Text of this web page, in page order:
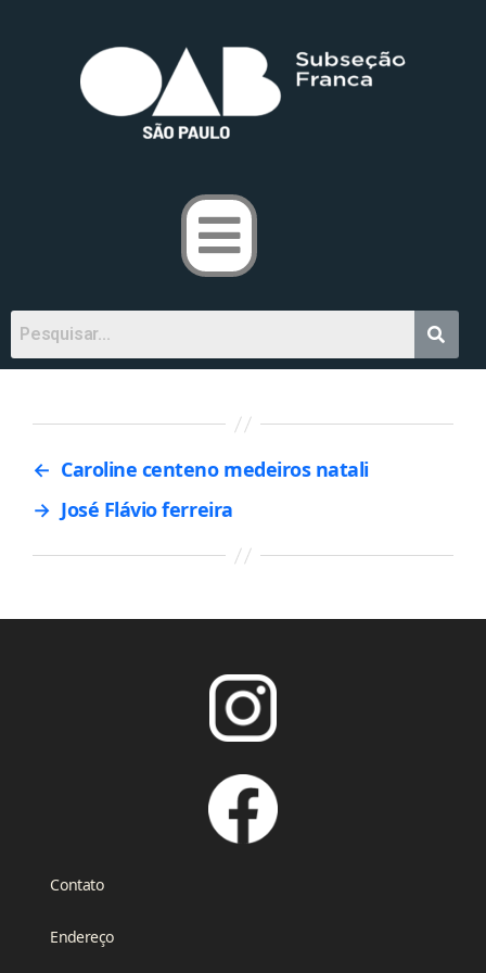
← Caroline centeno medeiros natali
→ José Flávio ferreira
Contato
Endereço